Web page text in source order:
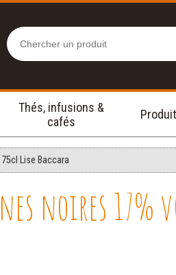
Thés, infusions &
cafés
75cl Lise Baccara
noires